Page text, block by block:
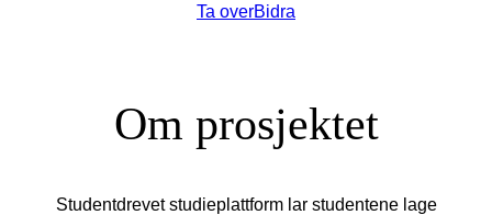
Ta overBidra
Om prosjektet
Studentdrevet studieplattform lar studentene lage